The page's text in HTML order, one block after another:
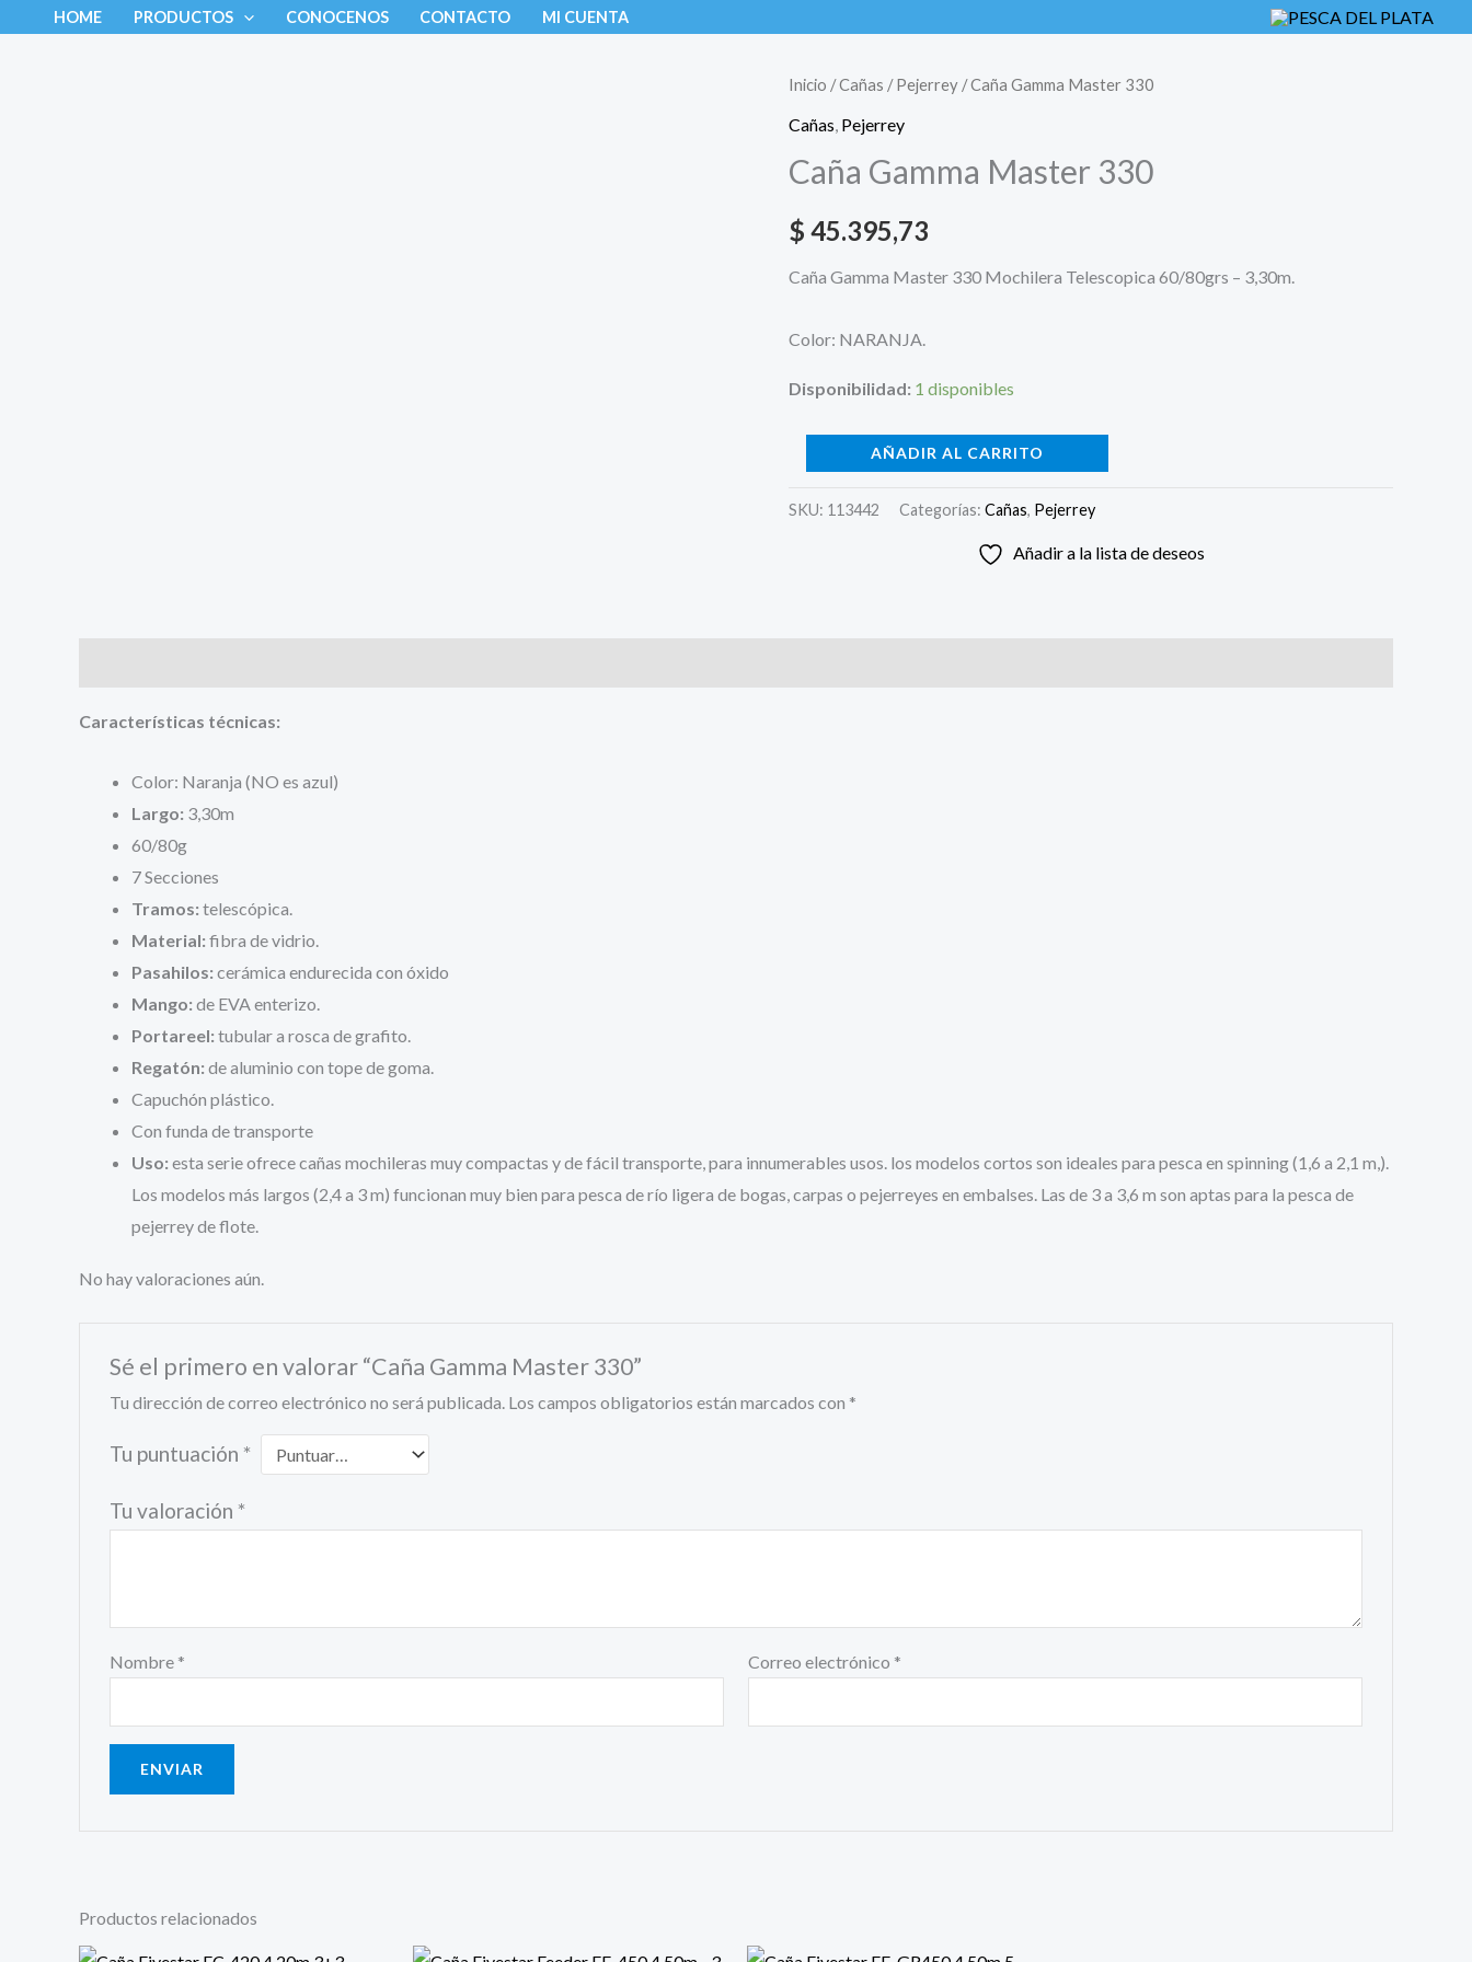
HOME PRODUCTOS CONOCENOS CONTACTO MI CUENTA
Inicio /Cañas /Pejerrey / Caña Gamma Master 330
Cañas Pejerrey
Caña Gamma Master 330
$ 45.395,73
Caña Gamma Master 330 Mochilera Telescopica 60/80grs – 3,30m.
Color: NARANJA.
Disponibilidad: 1 disponibles
Caña
Gamma
330
AÑADIR AL CARRITO
SKU: 113442 Categorías: Cañas, Pejerrey
Añadir a la lista de deseos
Características técnicas:
Color: Naranja (NO es azul)
Largo: 3,30m
60/80g
7 Secciones
Tramos: telescópica.
Material: fibra de vidrio.
Pasahilos: cerámica endurecida con óxido
Mango: de EVA enterizo.
Portareel: tubular a rosca de grafito.
Regatón: de aluminio con tope de goma.
Capuchón plástico.
Con funda de transporte
Uso: esta serie ofrece cañas mochileras muy compactas y de fácil transporte, para innumerables usos. los modelos cortos son ideales para pesca en spinning (1,6 a 2,1 m,).
Los modelos más largos (2,4 a 3 m) funcionan muy bien para pesca de río ligera de bogas, carpas o pejerreyes en embalses. Las de 3 a 3,6 m son aptas para la pesca de
pejerrey de flote.
No hay valoraciones aún.
Sé el primero en valorar “Caña Gamma Master 330”
Tu dirección de correo electrónico no será publicada. Los campos obligatorios están marcados con *
Tu puntuación *
Tu valoración *
Nombre * Correo electrónico *
Productos relacionados